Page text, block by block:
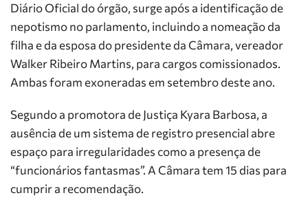
Diário Oficial do órgão, surge após a identificação de
nepotismo no parlamento, incluindo a nomeação da
filha e da esposa do presidente da Câmara, vereador
Walker Ribeiro Martins, para cargos comissionados.
Ambas foram exoneradas em setembro deste ano.
Segundo a promotora de Justiça Kyara Barbosa, a
ausência de um sistema de registro presencial abre
espaço para irregularidades como a presença de
“funcionários fantasmas”. A Câmara tem 15 dias para
cumprir a recomendação.